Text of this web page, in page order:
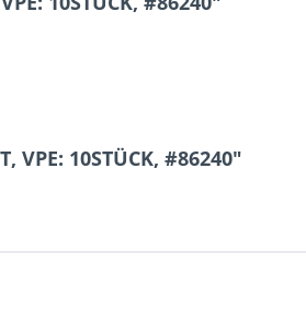
VPE: 10STÜCK, #86240"